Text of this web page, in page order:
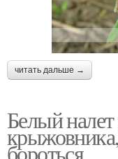
читать дальше →
Белый налет